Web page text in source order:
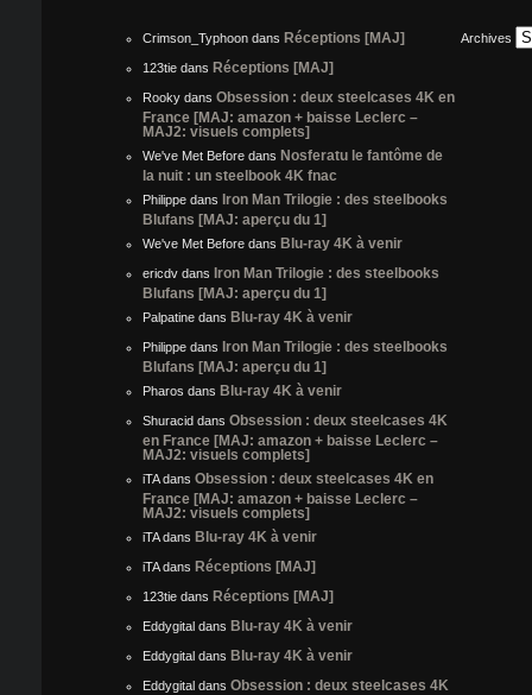
Crimson_Typhoon dans Réceptions [MAJ]
123tie dans Réceptions [MAJ]
Rooky dans Obsession : deux steelcases 4K en
France [MAJ: amazon + baisse Leclerc –
MAJ2: visuels complets]
We've Met Before dans Nosferatu le fantôme de
la nuit : un steelbook 4K fnac
Philippe dans Iron Man Trilogie : des steelbooks
Blufans [MAJ: aperçu du 1]
We've Met Before dans Blu-ray 4K à venir
ericdv dans Iron Man Trilogie : des steelbooks
Blufans [MAJ: aperçu du 1]
Palpatine dans Blu-ray 4K à venir
Philippe dans Iron Man Trilogie : des steelbooks
Blufans [MAJ: aperçu du 1]
Pharos dans Blu-ray 4K à venir
Shuracid dans Obsession : deux steelcases 4K
en France [MAJ: amazon + baisse Leclerc –
MAJ2: visuels complets]
iTAdans Obsession : deux steelcases 4K en
France [MAJ: amazon + baisse Leclerc –
MAJ2: visuels complets]
iTAdans Blu-ray 4K à venir
iTAdans Réceptions [MAJ]
123tie dans Réceptions [MAJ]
Eddygital dans Blu-ray 4K à venir
Eddygital dans Blu-ray 4K à venir
Eddygital dans Obsession : deux steelcases 4K
Archives